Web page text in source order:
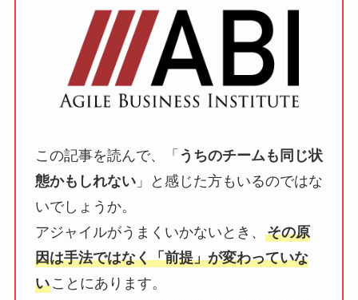
この記事を読んで、「 うちのチームも同じ状
態かもしれない」と感じた方もいるのではな
いでしょうか。
アジャイルがうまくいかないとき、 その原
因は手法ではなく「前提」が変わっていな
いことにあります。